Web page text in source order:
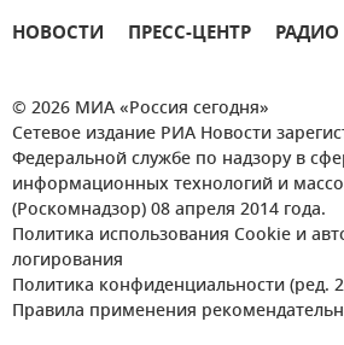
НОВОСТИ ПРЕСС-ЦЕНТР РАДИО
© 2026 МИА «Россия сегодня»
Сетевое издание РИА Новости
Федеральной службе по надзору в
информационных технологий и
(Роскомнадзор) 08 апреля 2014 года.
Политика использования Cookie и
логирования
Политика конфиденциальности (ред.
Правила применения